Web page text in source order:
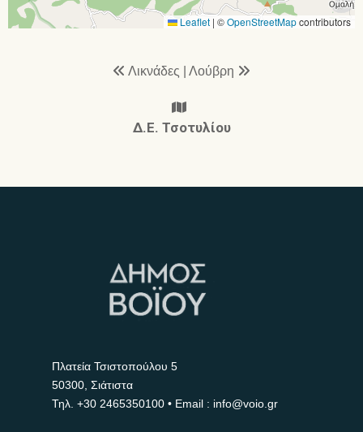
Leaflet | ©OpenStreetMapcontributors
Λικνάδες |Λούβρη
Δ.Ε. Τσοτυλίου
Πλατεία Τσιστοπούλου 5
50300, Σιάτιστα
Τηλ. +30 2465350100 • Email : info@voio.gr